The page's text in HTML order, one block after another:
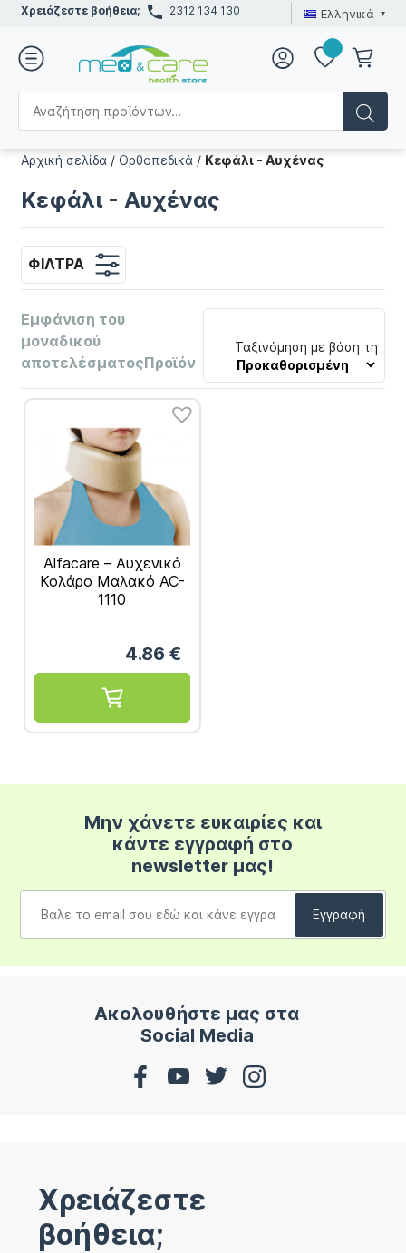
Χρειάζεστε βοήθεια; 2312 134 130 Ελληνικά
Αρχική σελίδα /Ορθοπεδικά / Κεφάλι - Αυχένας
Κεφάλι - Αυχένας
ΦΊΛΤΡΑ
Εμφάνιση του
μοναδικού
αποτελέσματοςΠροϊόν
Ταξινόμηση με βάση τη
Alfacare – Αυχενικό
Κολάρο Μαλακό AC-
1110
4.86 €
Μην χάνετε ευκαιρίες και
κάντε εγγραφή στο
newsletter μας!
Ακολουθήστε μας στα
Social Media
Χρειάζεστε
βοήθεια;